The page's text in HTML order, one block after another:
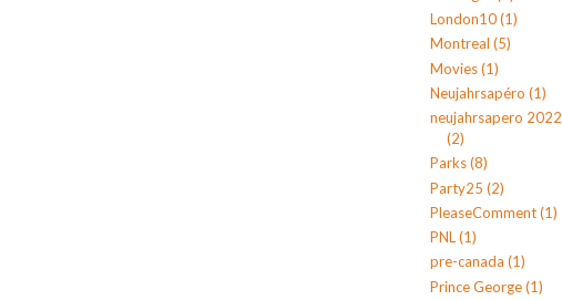
London10(1)
Montreal (5)
Movies(1)
Neujahrsapéro (1)
neujahrsapero
(2)
Parks(8)
Party25 (2)
PleaseComment(1)
PNL(1)
pre-canada (1)
Prince George(1)